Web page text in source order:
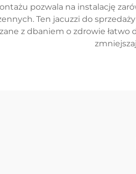
pozwala na instalację
Ten jacuzzi do
z dbaniem o zdrowie